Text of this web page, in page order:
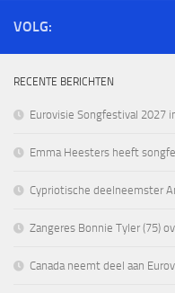
VOLG:
RECENTE BERICHTEN
Eurovisie Songfestival 2027
Emma Heesters heeft
Cypriotische deelneemster
Zangeres Bonnie Tyler (75)
Canada neemt deel aan